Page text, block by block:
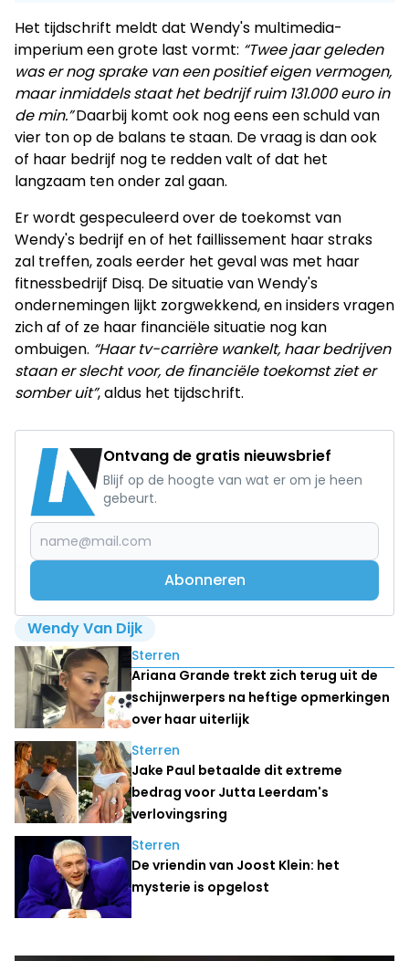
Het tijdschrift meldt dat Wendy's multimedia-
imperium een grote last vormt: “Twee jaar geleden
was er nog sprake van een positief eigen vermogen,
maar inmiddels staat het bedrijf ruim 131.000 euro in
de min.”Daarbij komt ook nog eens een schuld van
vier ton op de balans te staan. De vraag is dan ook
of haar bedrijf nog te redden valt of dat het
langzaam ten onder zal gaan.
Er wordt gespeculeerd over de toekomst van
Wendy's bedrijf en of het faillissement haar straks
zal treffen, zoals eerder het geval was met haar
fitnessbedrijf Disq. De situatie van Wendy's
ondernemingen lijkt zorgwekkend, en insiders vragen
zich af of ze haar financiële situatie nog kan
ombuigen. “Haar tv-carrière wankelt, haar bedrijven
staan er slecht voor, de financiële toekomst ziet er
somber uit”, aldus het tijdschrift.
Ontvang de gratis nieuwsbrief
Blijf op de hoogte van wat er om je heen
gebeurt.
Abonneren
Wendy Van Dijk
Lees ook
Sterren
Ariana Grande trekt zich terug uit de
schijnwerpers na heftige opmerkingen
over haar uiterlijk
Sterren
Jake Paul betaalde dit extreme
bedrag voor Jutta Leerdam's
verlovingsring
Sterren
De vriendin van Joost Klein: het
mysterie is opgelost